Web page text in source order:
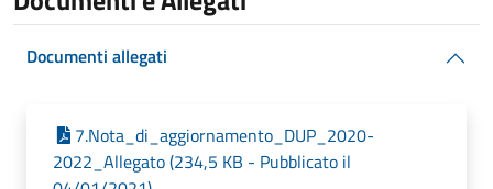
Documenti allegati
7.Nota_di_aggiornamento_DUP_2020-
2022_Allegato (234,5 KB - Pubblicato il